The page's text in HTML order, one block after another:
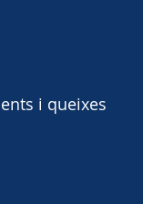
i queixes